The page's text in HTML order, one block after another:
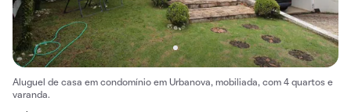
Aluguel de casa em condomínio em Urbanova, mobiliada, com 4 quartos e
varanda.